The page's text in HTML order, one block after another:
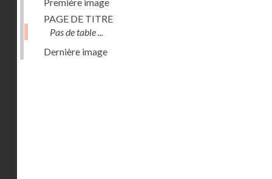
PAGE DE TITRE
Pas de table ...
Dernière image